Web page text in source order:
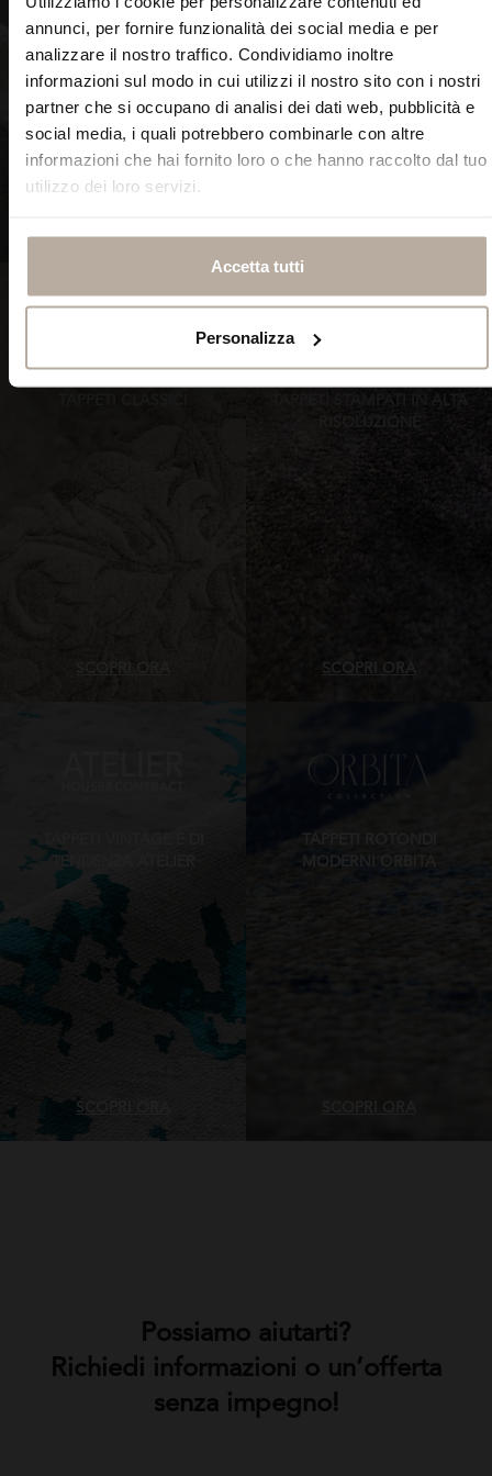
annunci, per fornire funzionalità dei social media e per
analizzare il nostro traffico. Condividiamo inoltre
informazioni sul modo in cui utilizzi il nostro sito con i nostri
partner che si occupano di analisi dei dati web, pubblicità e
social media, i quali potrebbero combinarle con altre
informazioni che hai fornito loro o che hanno raccolto dal tuo
utilizzo dei loro servizi.
Accetta tutti
Personalizza
FORMENUANCES
SCOPRI ORA
RISOLUZIONE
SCOPRI ORA
TENDENZA ATELIER
SCOPRI ORA
MODERNI ORBITA
Possiamo aiutarti?
Richiedi informazioni o un’offerta
senza impegno!